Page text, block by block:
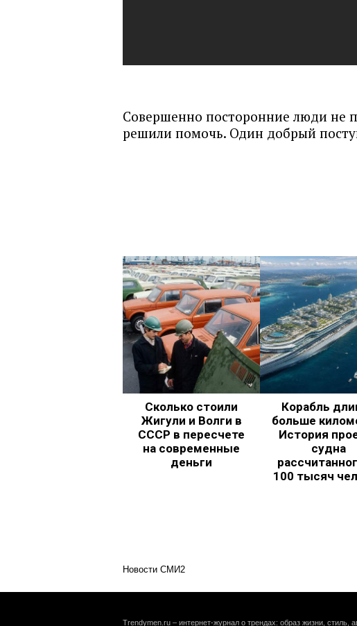
Совершенно посторонние люди не
решили помочь. Один добрый
Сколько стоили
Жигули и Волги в
СССР в пересчете
на современные
деньги
Корабль
больше
История
судна
100 тысяч
Новости СМИ2
Trendymen.ru – интернет-журнал о трендах: образ жизни, стиль,